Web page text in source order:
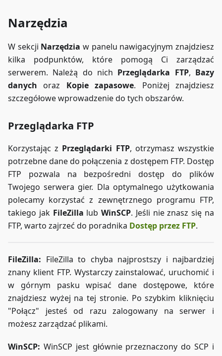
Narzędzia
W sekcji Narzędzia w panelu nawigacyjnym znajdziesz
kilka podpunktów, które pomogą Ci zarządzać
serwerem. Należą do nich Przeglądarka FTP, Bazy
danych oraz Kopie zapasowe. Poniżej znajdziesz
szczegółowe wprowadzenie do tych obszarów.
Przeglądarka FTP
Korzystając z Przeglądarki FTP, otrzymasz wszystkie
potrzebne dane do połączenia z dostępem FTP. Dostęp
FTP pozwala na bezpośredni dostęp do plików
Twojego serwera gier. Dla optymalnego użytkowania
polecamy korzystać z zewnętrznego programu FTP,
takiego jak FileZilla lubWinSCP. Jeśli nie znasz się na
FTP, warto zajrzeć do poradnika Dostęp przez FTP.
FileZilla: FileZilla to chyba najprostszy i najbardziej
znany klient FTP. Wystarczy zainstalować, uruchomić i
w górnym pasku wpisać dane dostępowe, które
znajdziesz wyżej na tej stronie. Po szybkim kliknięciu
"Połącz" jesteś od razu zalogowany na serwer i
możesz zarządzać plikami.
WinSCP: WinSCP jest głównie przeznaczony do SCP i